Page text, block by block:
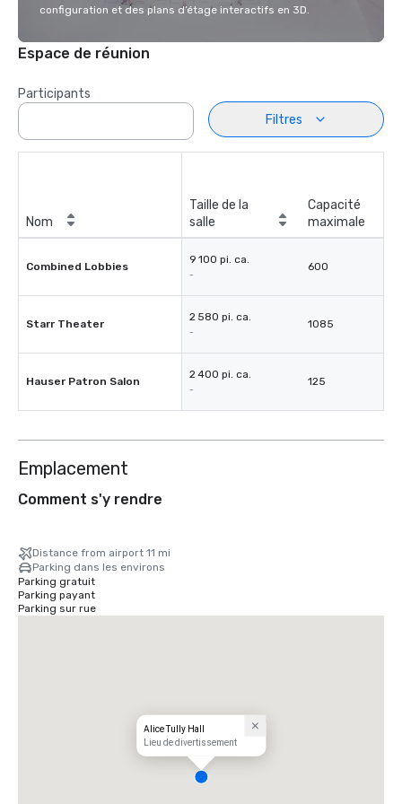
configuration et des plans d’étage interactifs en 3D.
Espace de réunion
Participants
Filtres
Nom
Taille de la
salle
Capacité
maximale
Combined Lobbies
9 100 pi. ca.
-
600
Starr Theater
2 580 pi. ca.
-
1085
Hauser Patron Salon
2 400 pi. ca.
-
125
Emplacement
Comment s'y rendre
Distance from airport 11 mi
Parking dans les environs
Parking gratuit
Parking payant
Parking sur rue
Alice Tully Hall
Lieu de divertissement